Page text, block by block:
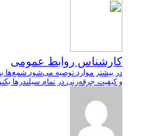
کارشناس روابط عمومی
در بیشتر موارد توصیه می‌شود
و کیفیت جرقه‌زنی در تمام سیلندرها